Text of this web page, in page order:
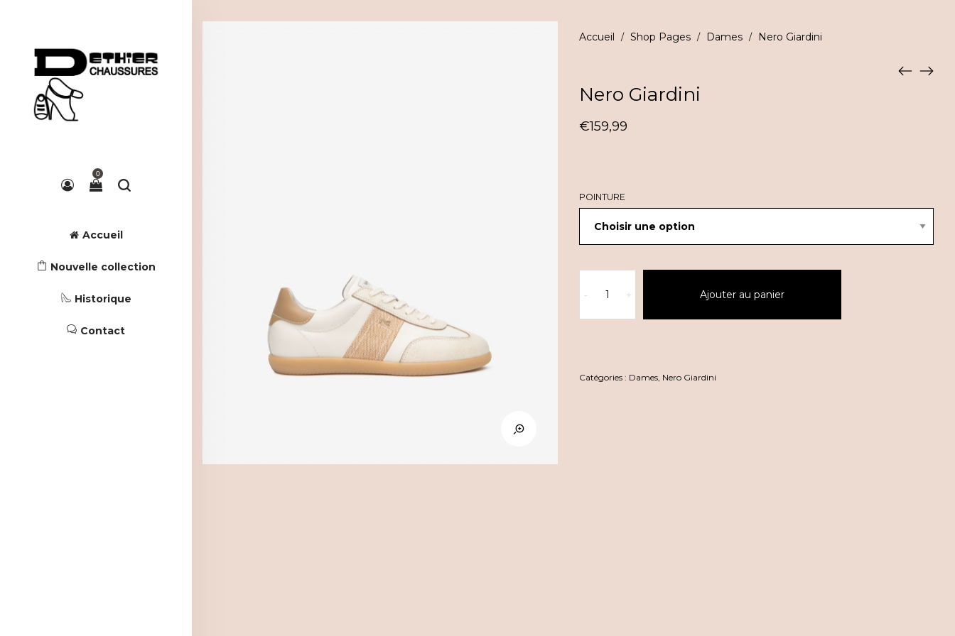
0
Accueil
Nouvelle collection
Historique
Contact
Accueil / Shop Pages / Dames / Nero Giardini
Nero Giardini
€159,99
POINTURE
-de
+ Ajouter au panier
Catégories : Dames, Nero Giardini